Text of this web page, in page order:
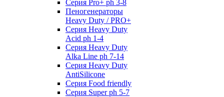
Серия Pro+ ph 3-8
Пеногенераторы
Heavy Duty / PRO+
Серия Heavy Duty
Acid ph 1-4
Серия Heavy Duty
Alka Line ph 7-14
Серия Heavy Duty
AntiSilicone
Серия Food friendly
Серия Super ph 5-7